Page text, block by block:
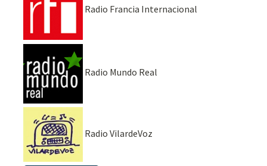
Radio Francia Internacional
Radio Mundo Real
Radio VilardeVoz